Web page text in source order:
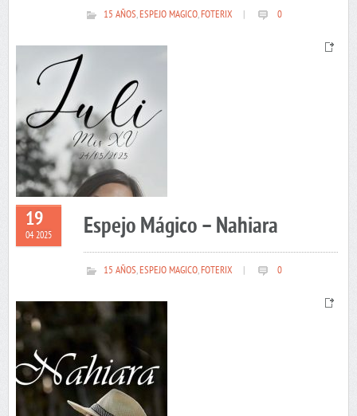
15 AÑOS,ESPEJO MAGICO,FOTERIX 0
19
04 2025 Espejo Mágico – Nahiara
15 AÑOS,ESPEJO MAGICO,FOTERIX 0